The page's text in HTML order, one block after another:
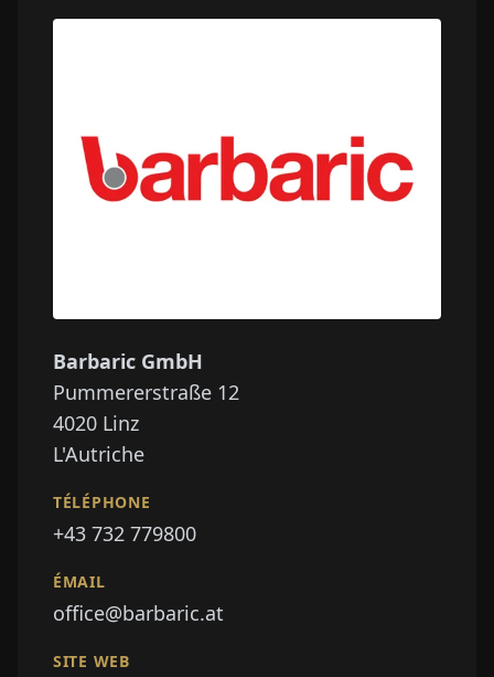
Barbaric GmbH
Pummererstraße 12
4020 Linz
L'Autriche
TÉLÉPHONE
+43 732 779800
ÉMAIL
office@barbaric.at
SITE WEB